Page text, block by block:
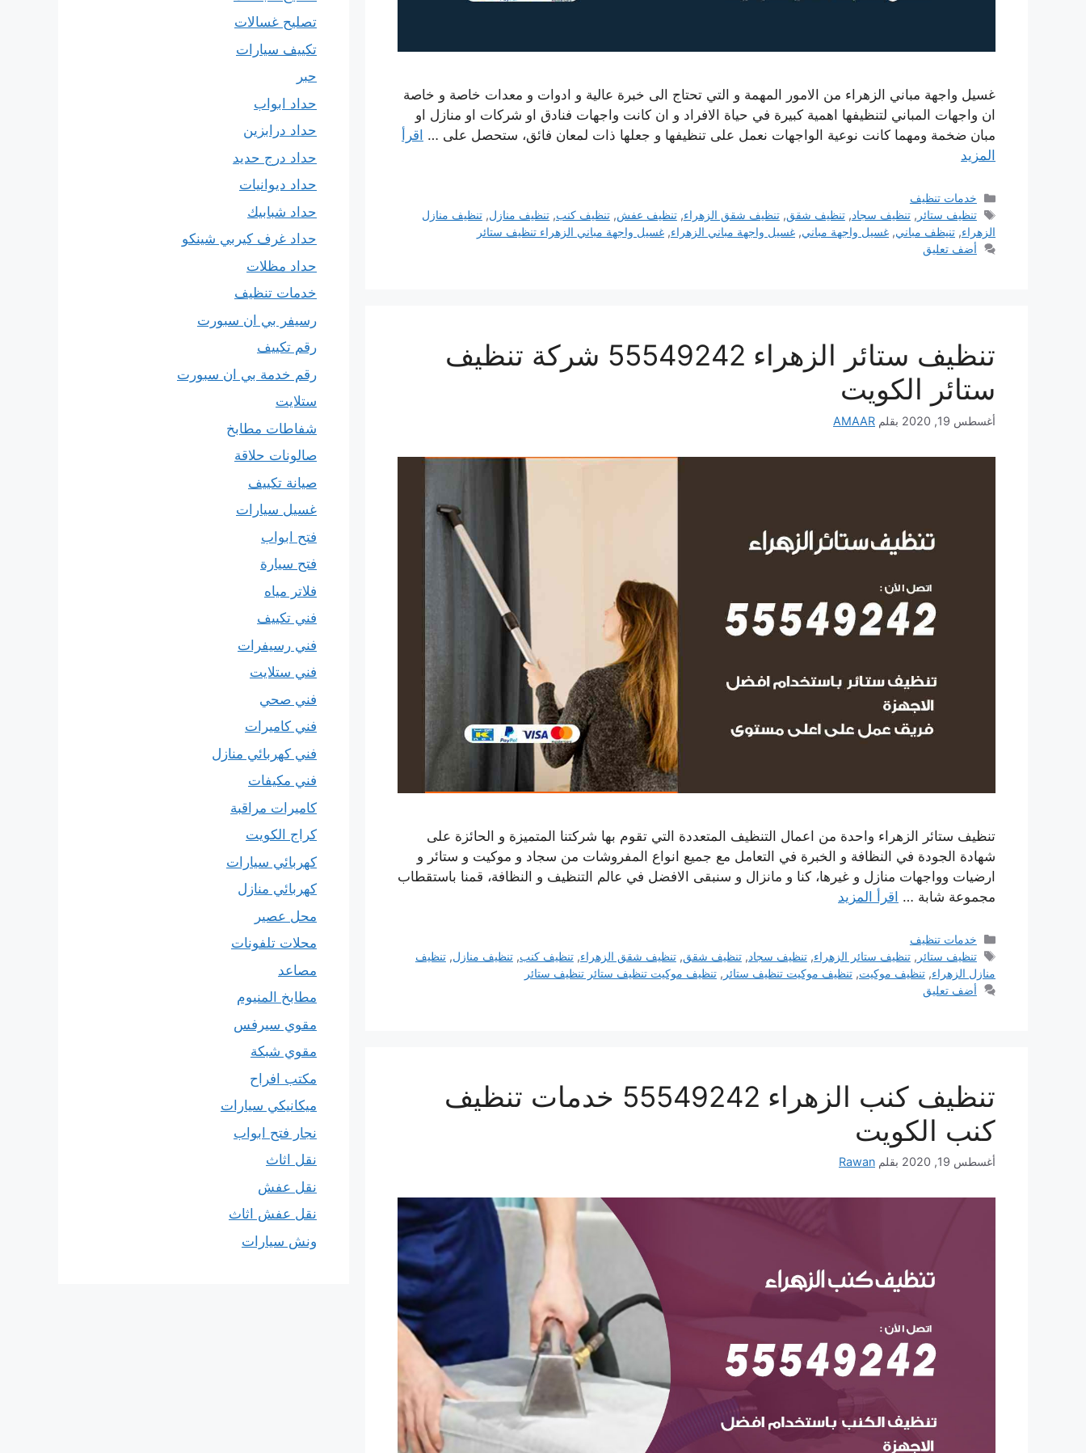
غسيل واجهة مباني الزهراء من الامور المهمة و التي تحتاج الى خبرة عالية و ادوات و معدات خاصة و خاصة
ان واجهات المباني لتنظيفها اهمية كبيرة في حياة الافراد و ان كانت واجهات فنادق او شركات او منازل او
مبان ضخمة ومهما كانت نوعية الواجهات نعمل على تنظيفها و جعلها ذات لمعان فائق، ستحصل على … اقرأ
المزيد
التصنيفات
خدمات تنظيف
الوسوم
تنظيف ستائر ,تنظيف سجاد,تنظيف شقق,تنظيف شقق الزهراء,تنظيف عفش,تنظيف كنب,تنظيف منازل,تنظيف منازل
الزهراء, تنيظف مباني, غسيل واجهة مباني, غسيل واجهة مباني الزهراء, غسيل واجهة مباني الزهراء تنظيف ستائر
أضف تعليق
تنظيف ستائر الزهراء 55549242 شركة تنظيف
ستائر الكويت
أغسطس 19, 2020 بقلم AMAAR
تنظيف ستائر الزهراء واحدة من اعمال التنظيف المتعددة التي تقوم بها شركتنا المتميزة و الحائزة على
شهادة الجودة في النظافة و الخبرة في التعامل مع جميع انواع المفروشات من سجاد و موكيت و ستائر و
ارضيات وواجهات منازل و غيرها، كنا و مانزال و سنبقى الافضل في عالم التنظيف و النظافة، قمنا باستقطاب
مجموعة شابة … اقرأ المزيد
التصنيفات
خدمات تنظيف
الوسوم
تنظيف ستائر ,تنظيف ستائر الزهراء,تنظيف سجاد,تنظيف شقق,تنظيف شقق الزهراء,تنظيف كنب,تنظيف منازل,تنظيف
منازل الزهراء, تنظيف موكيت, تنظيف موكيت تنظيف ستائر , تنظيف موكيت تنظيف ستائر تنظيف ستائر
أضف تعليق
تنظيف كنب الزهراء 55549242 خدمات تنظيف
كنب الكويت
أغسطس 19, 2020 بقلم Rawan
تصليح غسالات
تكييف سيارات
حبر
حداد ابواب
حداد درابزين
حداد درج حديد
حداد ديوانيات
حداد شبابيك
حداد غرف كيربي شينكو
حداد مظلات
خدمات تنظيف
رسيفر بي ان سبورت
رقم تكييف
رقم خدمة بي ان سبورت
ستلايت
شفاطات مطابخ
صالونات حلاقة
صيانة تكييف
غسيل سيارات
فتح ابواب
فتح سيارة
فلاتر مياه
فني تكييف
فني رسيفرات
فني ستلايت
فني صحي
فني كاميرات
فني كهربائي منازل
فني مكيفات
كاميرات مراقبة
كراج الكويت
كهربائي سيارات
كهربائي منازل
محل عصير
محلات تلفونات
مصاعد
مطابخ المنيوم
مقوي سيرفس
مقوي شبكة
مكتب افراح
ميكانيكي سيارات
نجار فتح ابواب
نقل اثاث
نقل عفش
نقل عفش اثاث
ونش سيارات